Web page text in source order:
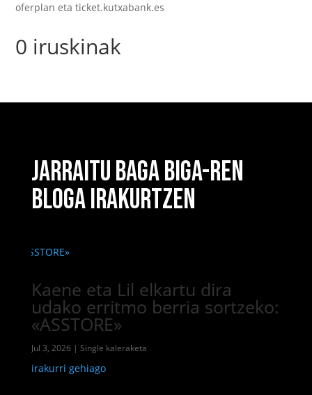
oferplan eta ticket.kutxabank.es
0 iruskinak
JARRAITU BAGA BIGA-REN
BLOGA IRAKURTZEN
Kaene eta Lil elkartu dira
udako erritmo berria sortzeko:
«ASSTORE»
Jul 3, 2026 | Single kaleraketa
irakurri gehiago